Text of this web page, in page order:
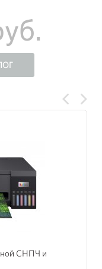
СНПЧ и